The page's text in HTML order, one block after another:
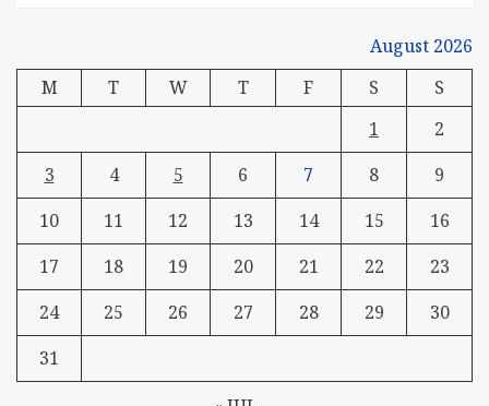
August 2026
M
T W T F S
S
1
2
3
4 5 6 7 8
9
10
11 12 13 14 15
16
17
18 19 20 21 22
23
24
25 26 27 28 29
30
31